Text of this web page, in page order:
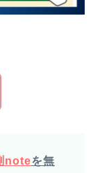
noteを無